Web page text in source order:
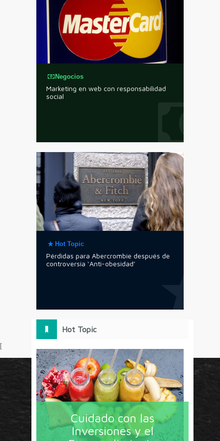
Negocios
Marketing en web con responsabilidad
social
Hot Topic
Pérdidas para Abercrombie después de
controversia ‘Anti-obesidad’
Hot Topic
Cuidado con las
Inversiones y el
[
Circulo Marketing concentra lo último en estrategias,
herramientas y tendencias con un enfoque en México
y América Latina. La revista contiene lo imprescindible
en tecnología, nuevas herramientas, liderazgo, redes